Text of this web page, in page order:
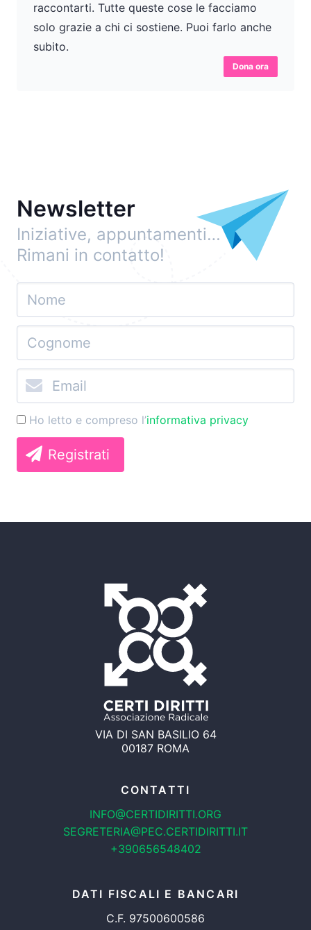
raccontarti. Tutte queste cose le facciamo
solo grazie a chi ci sostiene. Puoi farlo anche
subito.
Dona ora
Newsletter
Iniziative, appuntamenti…
Rimani in contatto!
Ho letto e compreso l’informativa privacy
Registrati
VIA DI SAN BASILIO 64
00187 ROMA
CONTATTI
INFO@CERTIDIRITTI.ORG
SEGRETERIA@PEC.CERTIDIRITTI.IT
+390656548402
DATI FISCALI E BANCARI
C.F. 97500600586